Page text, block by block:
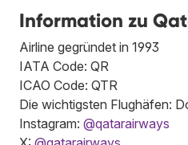
Information zu
Airline gegründet in 1993
IATA Code: QR
ICAO Code: QTR
Die wichtigsten Flughäfen:
Instagram: @qatarairways